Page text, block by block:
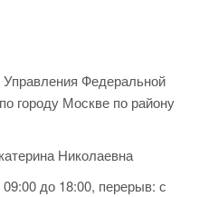
Федеральной
городу Москве по району
Николаевна
до 18:00, перерыв: с